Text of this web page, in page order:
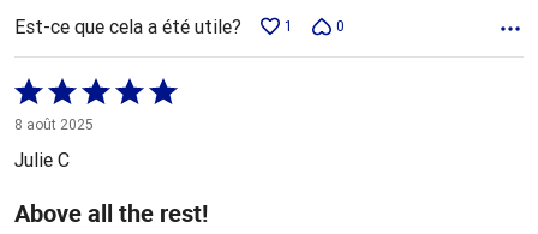
Est-ce que cela a été utile? 1 0
Coté
5 sur
5
8 août 2025
Julie C
Above all the rest!